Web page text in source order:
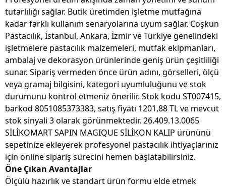
tutarlılığı sağlar. Butik üretimden işletme mutfağına
kadar farklı kullanım senaryolarına uyum sağlar. Coşkun
Pastacılık, İstanbul, Ankara, İzmir ve Türkiye genelindeki
işletmelere pastacılık malzemeleri, mutfak ekipmanları,
ambalaj ve dekorasyon ürünlerinde geniş ürün çeşitliliği
sunar. Sipariş vermeden önce ürün adını, görselleri, ölçü
veya gramaj bilgisini, kategori uyumluluğunu ve stok
durumunu kontrol etmeniz önerilir. Stok kodu ST007415,
barkod 8051085373383, satış fiyatı 1201,88 TL ve mevcut
stok sinyali 3 olarak görünmektedir. 26.409.13.0065
SİLİKOMART SAPIN MAGIQUE SİLİKON KALIP ürününü
sepetinize ekleyerek profesyonel pastacılık ihtiyaçlarınız
için online sipariş sürecini hemen başlatabilirsiniz.
Öne Çıkan Avantajlar
Ölçülü hazırlık ve standart ürün formu elde etmek